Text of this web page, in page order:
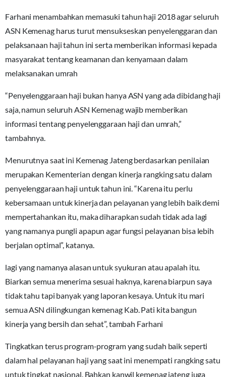
Farhani menambahkan memasuki tahun haji 2018 agar seluruh
ASN Kemenag harus turut mensukseskan penyelenggaran dan
pelaksanaan haji tahun ini serta memberikan informasi kepada
masyarakat tentang keamanan dan kenyamaan dalam
melaksanakan umrah
“Penyelenggaraan haji bukan hanya ASN yang ada dibidang haji
saja, namun seluruh ASN Kemenag wajib memberikan
informasi tentang penyelenggaraan haji dan umrah,”
tambahnya.
Menurutnya saat ini Kemenag Jateng berdasarkan penilaian
merupakan Kementerian dengan kinerja rangking satu dalam
penyelenggaraan haji untuk tahun ini. “Karena itu perlu
kebersamaan untuk kinerja dan pelayanan yang lebih baik demi
mempertahankan itu, maka diharapkan sudah tidak ada lagi
yang namanya pungli apapun agar fungsi pelayanan bisa lebih
berjalan optimal”, katanya.
lagi yang namanya alasan untuk syukuran atau apalah itu.
Biarkan semua menerima sesuai haknya, karena biarpun saya
tidak tahu tapi banyak yang laporan kesaya. Untuk itu mari
semua ASN dilingkungan kemenag Kab. Pati kita bangun
kinerja yang bersih dan sehat”, tambah Farhani
Tingkatkan terus program-program yang sudah baik seperti
dalam hal pelayanan haji yang saat ini menempati rangking satu
untuk tingkat nasional. Bahkan kanwil kemenag jateng juga